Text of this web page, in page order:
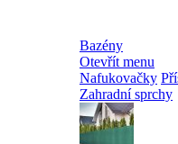
Bazény
Otevřít menu
Nafukovačky
Zahradní sprchy